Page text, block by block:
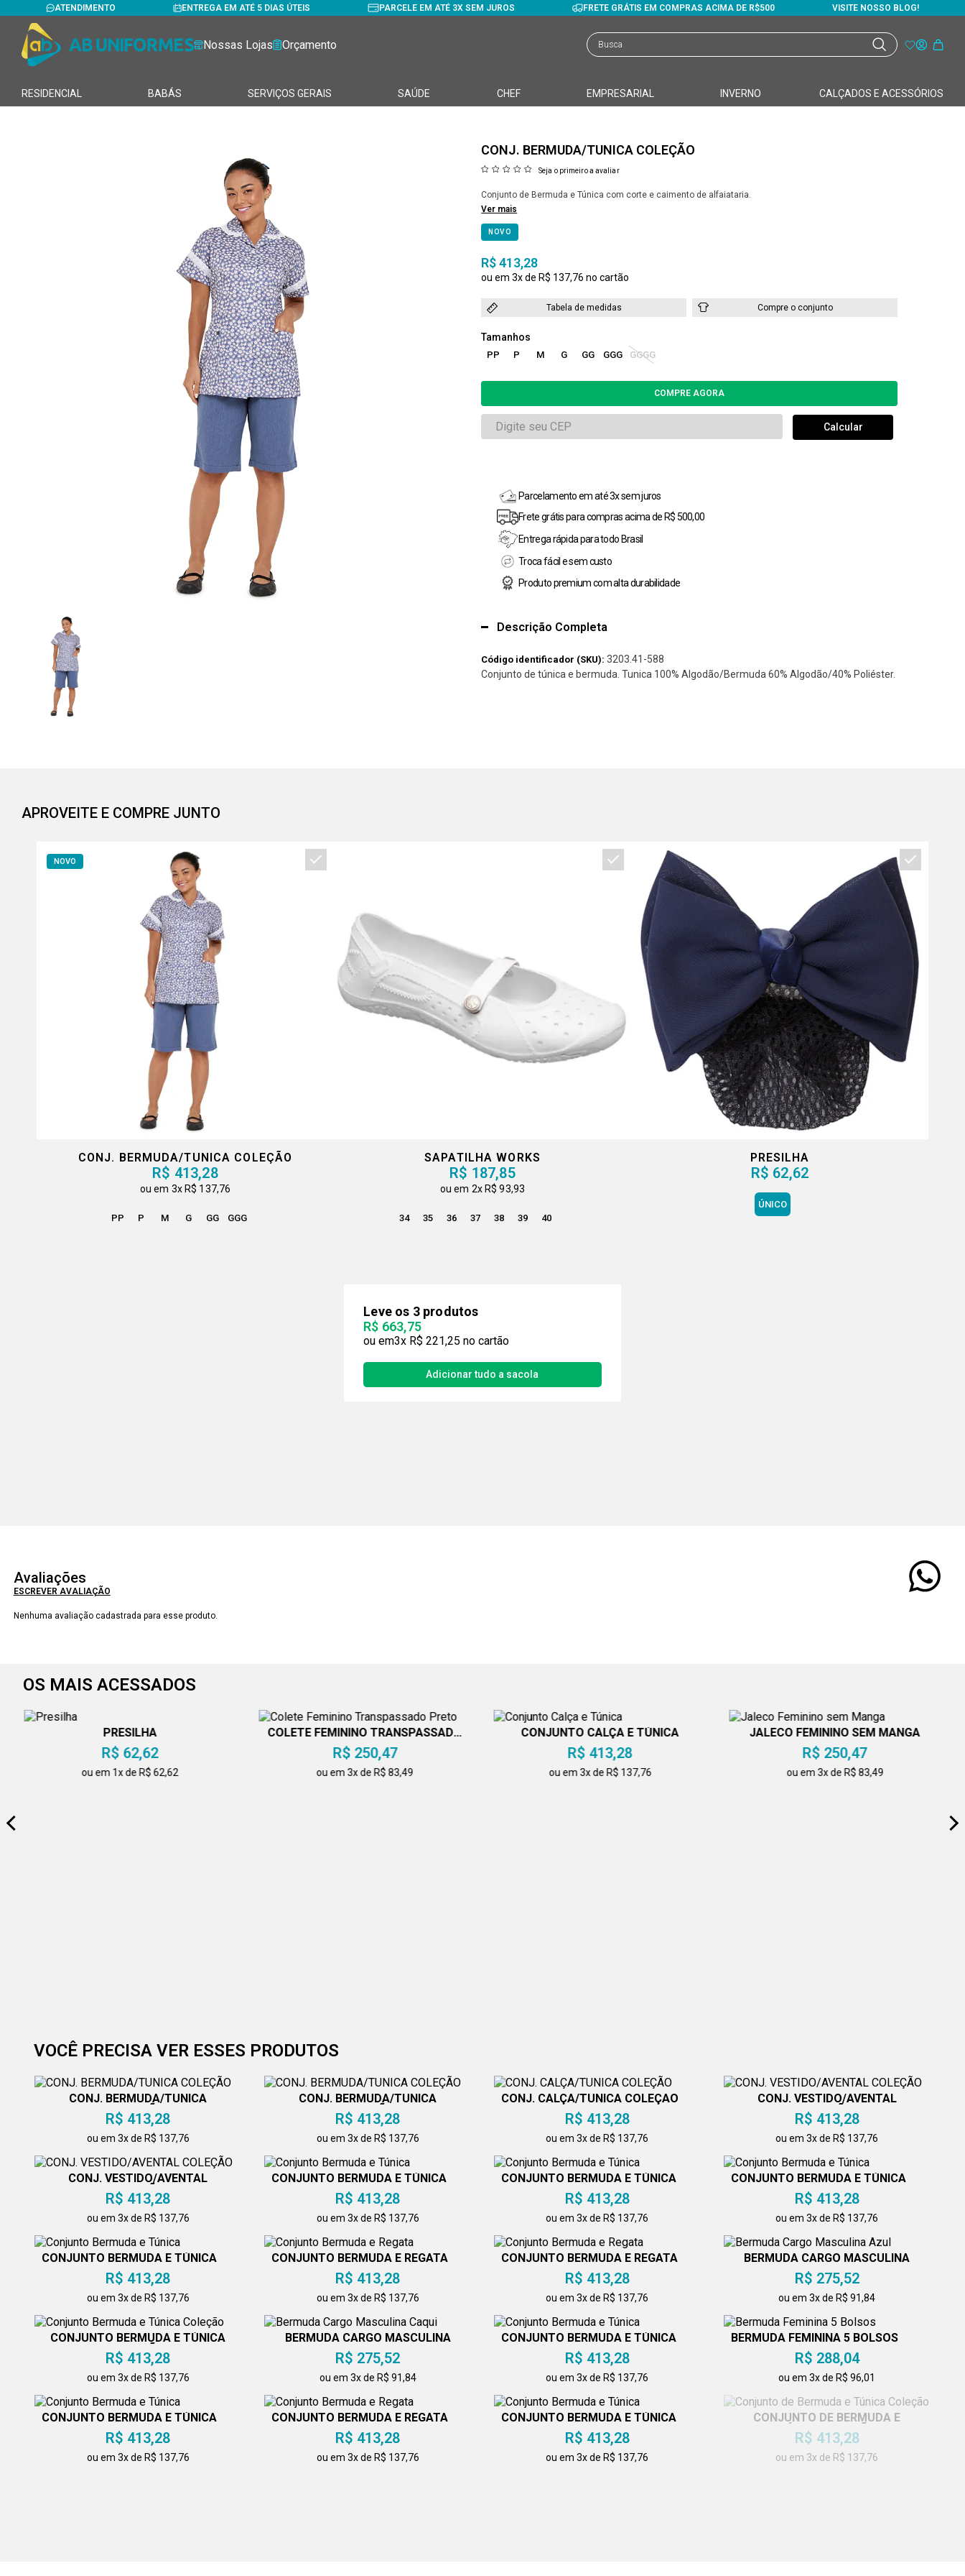
ATENDIMENTO ENTREGA EM ATÉ 5 DIAS ÚTEIS PARCELE EM ATÉ 3X SEM JUROS FRETE GRÁTIS EM COMPRAS ACIMA DE R$500 VISITE NOSSO BLOG!
Nossas Lojas Orçamento
RESIDENCIAL BABÁS SERVIÇOS GERAIS SAÚDE CHEF EMPRESARIAL INVERNO CALÇADOS E ACESSÓRIOS
CONJ. BERMUDA/TUNICA COLEÇÃO
Seja o primeiro a avaliar
Conjunto de Bermuda e Túnica com corte e caimento de alfaiataria.
Ver mais
NOVO
R$ 413,28
3x R$ 137,76
Tabela de medidas Compre o conjunto
PP P M G GG GGG GGGG
Parcelamento em até 3x sem juros
Frete grátis para compras acima de R$ 500,00
Entrega rápida para todo Brasil
Troca fácil e sem custo
Produto premium com alta durabilidade
Descrição Completa
Código identificador (SKU): 3203.41-588
Conjunto de túnica e bermuda. Tunica 100% Algodão/Bermuda 60% Algodão/40% Poliéster.
APROVEITE E COMPRE JUNTO
NOVO
CONJ. BERMUDA/TUNICA COLEÇÃO
R$ 413,28
3xR$ 137,76
PP P M G GG GGG
SAPATILHA WORKS
R$ 187,85
2xR$ 93,93
34 35 36 37 38 39 40
PRESILHA
R$ 62,62
ÚNICO
Leve os 3 produtos
R$ 663,75
3x R$ 221,25
Avaliações
ESCREVER AVALIAÇÃO
Nenhuma avaliação cadastrada para esse produto.
OS MAIS ACESSADOS
PRESILHA
R$ 62,62
ou em 1x de R$ 62,62
COLETE FEMININO TRANSPASSADO
PRETO
R$ 250,47
ou em 3x de R$ 83,49
CONJUNTO CALÇA E TÚNICA
R$ 413,28
ou em 3x de R$ 137,76
JALECO FEMININO SEM MANGA
R$ 250,47
ou em 3x de R$ 83,49
VOCÊ PRECISA VER ESSES PRODUTOS
CONJ. BERMUDA/TUNICA
COLEÇÃO
R$ 413,28
ou em 3x de R$ 137,76
CONJ. BERMUDA/TUNICA
COLEÇÃO
R$ 413,28
ou em 3x de R$ 137,76
CONJ. CALÇA/TUNICA COLEÇÃO
R$ 413,28
ou em 3x de R$ 137,76
CONJ. VESTIDO/AVENTAL
COLEÇÃO
R$ 413,28
ou em 3x de R$ 137,76
CONJ. VESTIDO/AVENTAL
COLEÇÃO
R$ 413,28
ou em 3x de R$ 137,76
CONJUNTO BERMUDA E TÚNICA
R$ 413,28
ou em 3x de R$ 137,76
CONJUNTO BERMUDA E TÚNICA
R$ 413,28
ou em 3x de R$ 137,76
CONJUNTO BERMUDA E TÚNICA
R$ 413,28
ou em 3x de R$ 137,76
CONJUNTO BERMUDA E TÚNICA
R$ 413,28
ou em 3x de R$ 137,76
CONJUNTO BERMUDA E REGATA
R$ 413,28
ou em 3x de R$ 137,76
CONJUNTO BERMUDA E REGATA
R$ 413,28
ou em 3x de R$ 137,76
BERMUDA CARGO MASCULINA
AZUL
R$ 275,52
ou em 3x de R$ 91,84
CONJUNTO BERMUDA E TÚNICA
COLEÇÃO
R$ 413,28
ou em 3x de R$ 137,76
BERMUDA CARGO MASCULINA
CAQUI
R$ 275,52
ou em 3x de R$ 91,84
CONJUNTO BERMUDA E TÚNICA
R$ 413,28
ou em 3x de R$ 137,76
BERMUDA FEMININA 5 BOLSOS
R$ 288,04
ou em 3x de R$ 96,01
CONJUNTO BERMUDA E TÚNICA
R$ 413,28
ou em 3x de R$ 137,76
CONJUNTO BERMUDA E REGATA
R$ 413,28
ou em 3x de R$ 137,76
CONJUNTO BERMUDA E TÚNICA
R$ 413,28
ou em 3x de R$ 137,76
CONJUNTO DE BERMUDA E
TÚNICA COLEÇÃO
R$ 413,28
ou em 3x de R$ 137,76